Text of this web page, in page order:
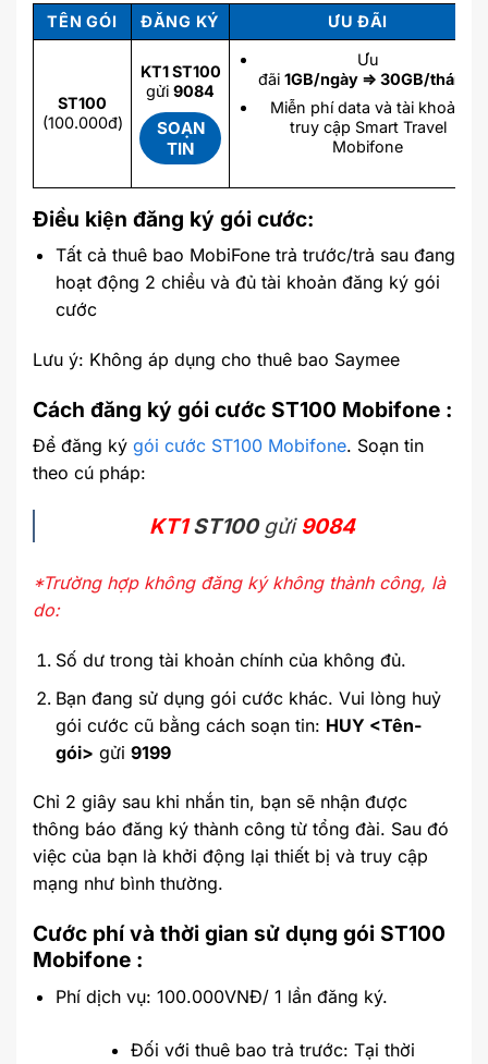
TÊN GÓI ĐĂNG KÝ ƯU ĐÃI
ST100
(100.000đ)
KT1 ST100
gửi 9084
SOẠN
TIN
Ưu
đãi1GB/ngày ⇒ 30GB/tháng
Miễn phí data và tài khoản
truy cập Smart Travel
Mobifone
Điều kiện đăng ký gói cước:
Tất cả thuê bao MobiFone trả trước/trả sau đang
hoạt động 2 chiều và đủ tài khoản đăng ký gói
cước
Lưu ý: Không áp dụng cho thuê bao Saymee
Cách đăng ký gói cước ST100 Mobifone :
Để đăng ký gói cước ST100 Mobifone. Soạn tin
theo cú pháp:
KT1ST100 gửi 9084
*Trường hợp không đăng ký không thành công, là
do:
Số dư trong tài khoản chính của không đủ.
Bạn đang sử dụng gói cước khác. Vui lòng huỷ
gói cước cũ bằng cách soạn tin: HUY <Tên-
gói> gửi 9199
Chỉ 2 giây sau khi nhắn tin, bạn sẽ nhận được
thông báo đăng ký thành công từ tổng đài. Sau đó
việc của bạn là khởi động lại thiết bị và truy cập
mạng như bình thường.
Cước phí và thời gian sử dụng gói ST100
Mobifone :
Phí dịch vụ: 100.000VNĐ/ 1 lần đăng ký.
Đối với thuê bao trả trước: Tại thời